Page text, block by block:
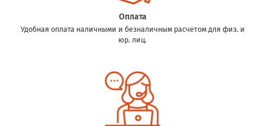
Оплата
Удобная оплата наличными и безналичным расчетом для физ. и
юр. лиц.